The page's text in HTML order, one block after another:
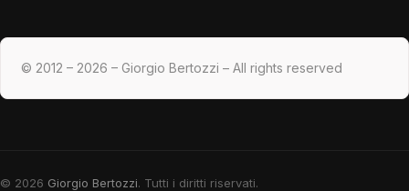
© 2012 – 2026 – Giorgio Bertozzi – All rights reserved
© 2026 Giorgio Bertozzi. Tutti i diritti riservati.